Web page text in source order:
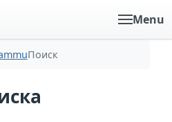
Menu
Поиск